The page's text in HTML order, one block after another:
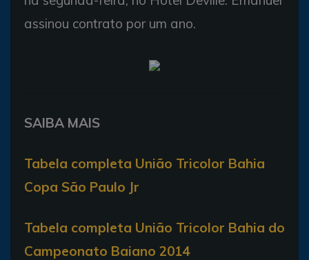
assinou contrato por um ano.
SAIBA MAIS
Tabela completa União Tricolor Bahia
Copa São Paulo Jr
Tabela completa União Tricolor Bahia do
Campeonato Baiano 2014